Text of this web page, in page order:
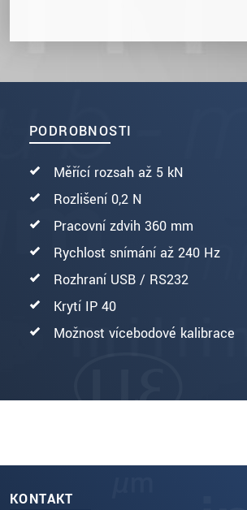
PODROBNOSTI
Měřící rozsah až 5 kN
Rozlišení 0,2 N
Pracovní zdvih 360 mm
Rychlost snímání až 240 Hz
Rozhraní USB / RS232
Krytí IP 40
Možnost vícebodové kalibrace
KONTAKT